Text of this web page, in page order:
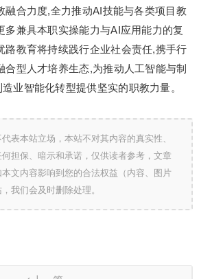
融合力度,全力推动AI技能与各类项目教
多兼具本职实操能力与AI应用能力的复
路教育将持续践行企业社会责任,携手行
合型人才培养生态,为推动人工智能与制
业智能化转型提供坚实的职教力量。
表本站立场，本站不对其内容的真实性、
担保、暗示和承诺，仅供读者参考，文章
文内容影响到您的合法权益（内容、图片
我们会及时删除处理。